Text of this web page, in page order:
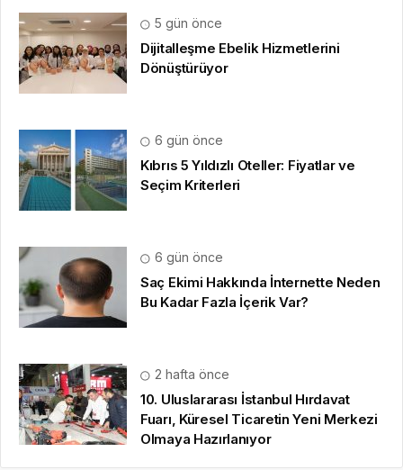
5 gün önce
Dijitalleşme Ebelik Hizmetlerini
Dönüştürüyor
6 gün önce
Kıbrıs 5 Yıldızlı Oteller: Fiyatlar ve
Seçim Kriterleri
6 gün önce
Saç Ekimi Hakkında İnternette Neden
Bu Kadar Fazla İçerik Var?
2 hafta önce
10. Uluslararası İstanbul Hırdavat
Fuarı, Küresel Ticaretin Yeni Merkezi
Olmaya Hazırlanıyor